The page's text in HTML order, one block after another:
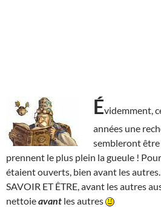
Évidemment,
années une
sembleront être
prennent le plus plein la gueule !
étaient ouverts, bien avant les
SAVOIR ET ÊTRE, avant les autres
nettoieavant les autres